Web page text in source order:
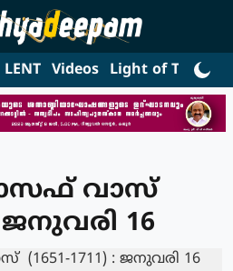
LENT Videos Light of Truth
വാസ്
: ജനുവരി 16